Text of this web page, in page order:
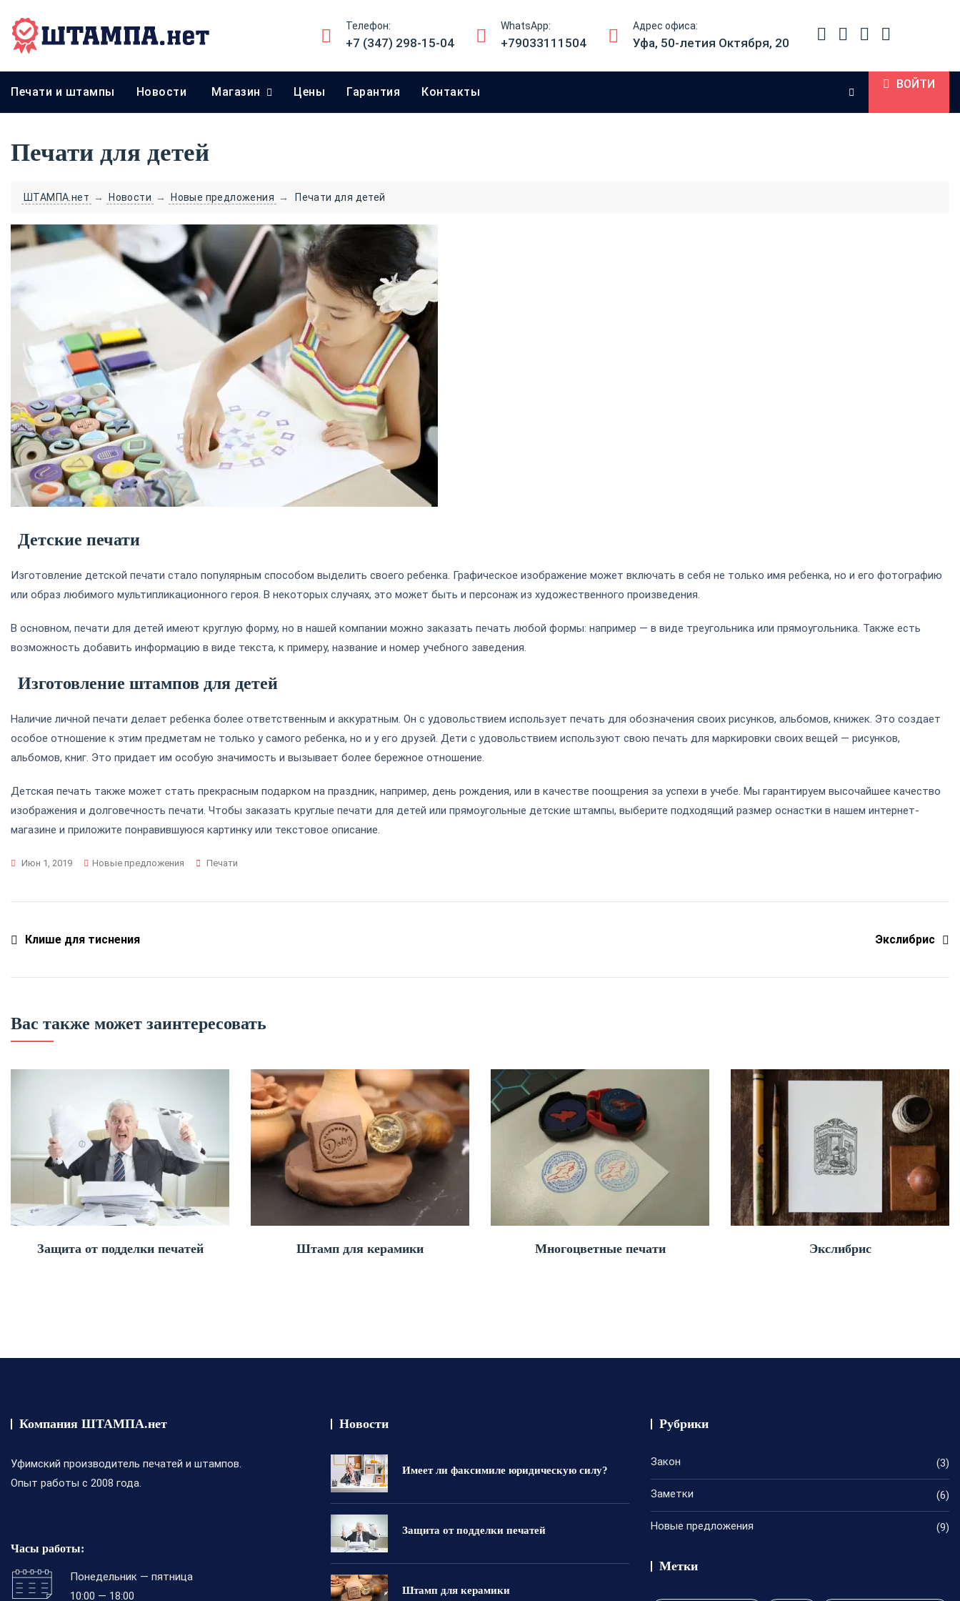
Телефон:
+7 (347) 298-15-04
WhatsApp:
+79033111504
Адрес офиса:
Уфа, 50-летия Октября, 20
Печати и штампы Новости Магазин Цены Гарантия Контакты
ВОЙТИ
Печати для детей
ШТАМПА.нет → Новости → Новые предложения → Печати для детей
Детские печати
Изготовление детской печати стало популярным способом выделить своего ребенка. Графическое изображение может включать в себя не только имя ребенка, но и его фотографию
или образ любимого мультипликационного героя. В некоторых случаях, это может быть и персонаж из художественного произведения.
В основном, печати для детей имеют круглую форму, но в нашей компании можно заказать печать любой формы: например — в виде треугольника или прямоугольника. Также есть
возможность добавить информацию в виде текста, к примеру, название и номер учебного заведения.
Изготовление штампов для детей
Наличие личной печати делает ребенка более ответственным и аккуратным. Он с удовольствием использует печать для обозначения своих рисунков, альбомов, книжек. Это создает
особое отношение к этим предметам не только у самого ребенка, но и у его друзей. Дети с удовольствием используют свою печать для маркировки своих вещей — рисунков,
альбомов, книг. Это придает им особую значимость и вызывает более бережное отношение.
Детская печать также может стать прекрасным подарком на праздник, например, день рождения, или в качестве поощрения за успехи в учебе. Мы гарантируем высочайшее качество
изображения и долговечность печати. Чтобы заказать круглые печати для детей или прямоугольные детские штампы, выберите подходящий размер оснастки в нашем интернет-
магазине и приложите понравившуюся картинку или текстовое описание.
Июн 1, 2019 Новые предложения Метки
Печати
Навигация
Клише для тиснения Экслибрис
Вас также может заинтересовать
Защита от подделки печатей Штамп для керамики Многоцветные печати Экслибрис
Компания ШТАМПА.нет
Уфимский производитель печатей и штампов.
Опыт работы с 2008 года.
Часы работы:
Понедельник — пятница
10:00 — 18:00
Новости
Имеет ли факсимиле юридическую силу?
Защита от подделки печатей
Штамп для керамики
Рубрики
Закон (3)
Заметки (6)
Новые предложения (9)
Метки